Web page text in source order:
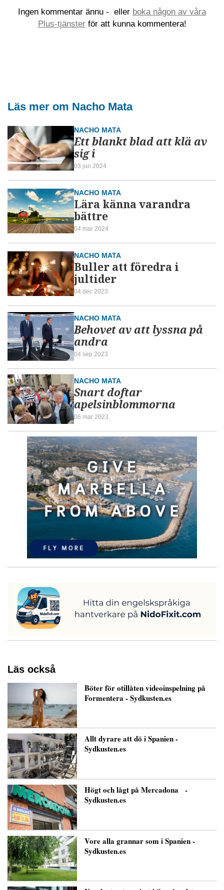
Ingen kommentar ännu - eller boka någon av våra
Plus-tjänsterför att kunna kommentera!
Läs mer om Nacho Mata
NACHO MATA
Ett blankt blad att klä av
sig i
03 jun 2024
NACHO MATA
Lära känna varandra
bättre
04 mar 2024
NACHO MATA
Buller att föredra i
jultider
04 dec 2023
NACHO MATA
Behovet av att lyssna på
andra
04 sep 2023
NACHO MATA
Snart doftar
apelsinblommorna
06 mar 2023